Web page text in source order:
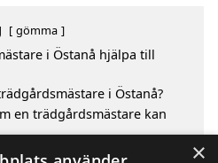
gömma
i Östanå hjälpa till
i Östanå?
en trädgårdsmästare kan
i Östanå ×